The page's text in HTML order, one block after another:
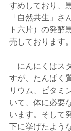
すめしており、
「自然共生」さ
ト六片）の発酵
売しております。
にんにくはス
すが、たんぱく
リウム、ビタミ
いて、体に必要
います。そして
下に挙げたよう